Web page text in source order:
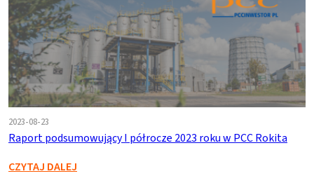
2023-08-23
Raport podsumowujący I półrocze 2023 roku w PCC Rokita
CZYTAJ DALEJ